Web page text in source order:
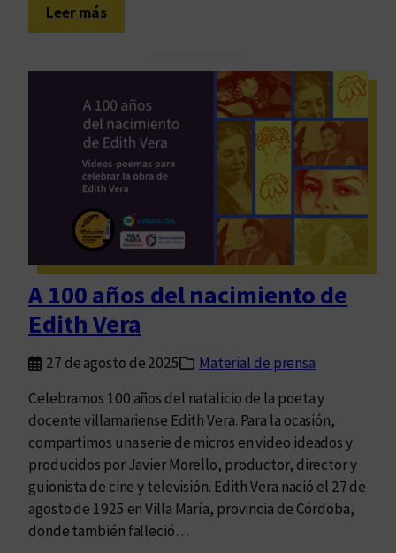
a
a
n
r
í
o
e
V
i
l
l
a
a
r
í
a
Leer más:
E
t
h
,
u
n
h
e
l
l
i
d
e
l
e
b
l
e
A 100 años del nacimiento de
Edith Vera
27 de agosto de 2025
Material de prensa
Celebramos 100 años del natalicio de la poeta y
docente villamariense Edith Vera. Para la ocasión,
compartimos una serie de micros en video ideados y
producidos por Javier Morello, productor, director y
guionista de cine y televisión. Edith Vera nació el 27 de
agosto de 1925 en Villa María, provincia de Córdoba,
donde también falleció…